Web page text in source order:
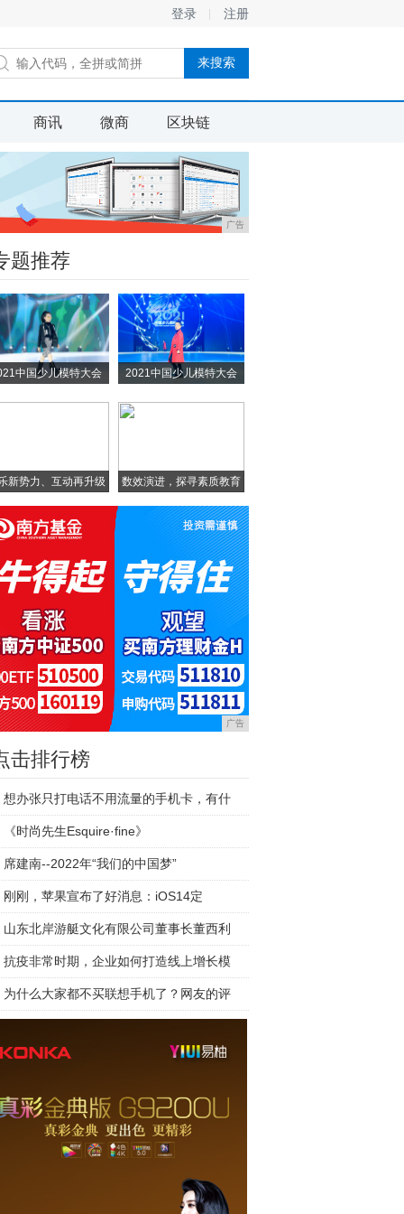
登录 注册
商讯 微商 区块链
广告
题推荐
中国少儿模特大会 2021中国少儿模特大会
新势力、互动再升级
数效演进，探寻素质教育
智
广告
击排行榜
想办张只打电话不用流量的手机卡，有什
《时尚先生Esquire·fine》
席建南--2022年“我们的中国梦”
刚刚，苹果宣布了好消息：iOS14定
山东北岸游艇文化有限公司董事长董西利
抗疫非常时期，企业如何打造线上增长模
为什么大家都不买联想手机了？网友的评